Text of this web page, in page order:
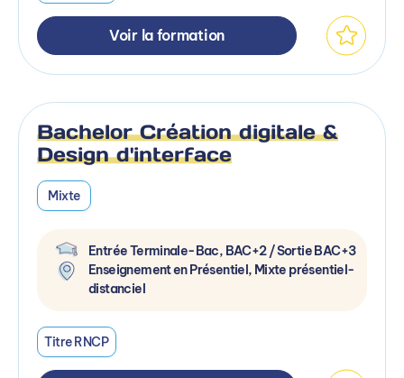
Voir la formation
Bachelor Création digitale &
Design d'interface
Mixte
Entrée Terminale-Bac, BAC+2 / Sortie BAC+3
Enseignement en Présentiel, Mixte présentiel-
distanciel
Titre RNCP